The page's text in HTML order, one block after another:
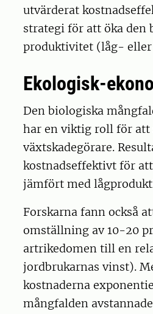
utvärderat
strategi för att öka den
produktivitet (låg- eller
Ekologisk-
Den biologiska
har en viktig roll för
växtskadegörare.
kostnadseffektivt för
jämfört med
Forskarna fann också
omställning av 10-20
artrikedomen till en
jordbrukarnas vinst).
kostnaderna
mångfalden